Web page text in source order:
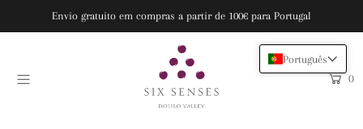
Português
Envio gratuito em compras a partir de 100€ para Portugal
0
VOUCHERS